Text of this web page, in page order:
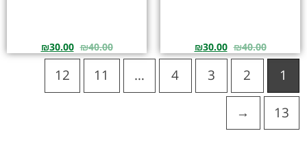
₪40.00
₪30.00
₪40.00
₪30.00
1
2
3
4
…
11
12
13
→